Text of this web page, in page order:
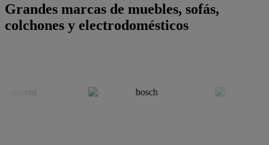
Grandes marcas de muebles, sofás,
colchones y electrodomésticos